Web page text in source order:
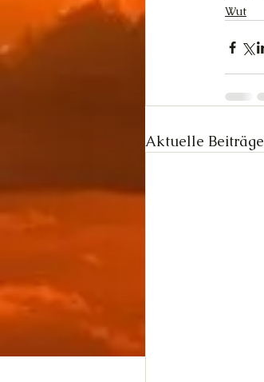
Wut
Aktuelle Beiträge